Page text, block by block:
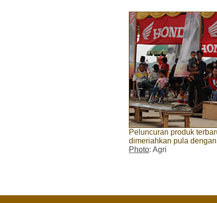
Peluncuran produk
dimeriahkan pula
Photo: Agri